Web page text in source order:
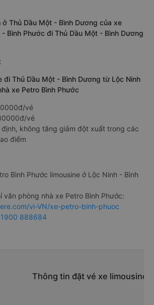
Thủ Dầu Một - Bình Dương của xe
- Bình Phước đi Thủ Dầu Một - Bình Dương
đi Thủ Dầu Một - Bình Dương từ Lộc Ninh
xe Petro Bình Phước
vé
vé
định, không tăng giảm đột xuất trong các
điểm
Bình Phước limousine ở Lộc Ninh - Bình
văn phòng nhà xe Petro Bình Phước:
vi-VN/xe-petro-binh-phuoc
1900 888684
Thông tin đặt vé xe limousine